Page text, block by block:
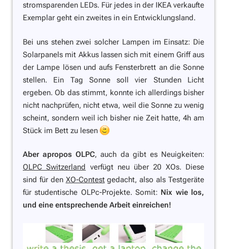
stromsparenden LEDs. Für jedes in der IKEA verkaufte
Exemplar geht ein zweites in ein Entwicklungsland.
Bei uns stehen zwei solcher Lampen im Einsatz: Die
Solarpanels mit Akkus lassen sich mit einem Griff aus
der Lampe lösen und aufs Fensterbrett an die Sonne
stellen. Ein Tag Sonne soll vier Stunden Licht
ergeben. Ob das stimmt, konnte ich allerdings bisher
nicht nachprüfen, nicht etwa, weil die Sonne zu wenig
scheint, sondern weil ich bisher nie Zeit hatte, 4h am
Stück im Bett zu lesen
Aber apropos OLPC, auch da gibt es Neuigkeiten:
OLPC Switzerland
verfügt neu über 20 XOs. Diese
sind für den XO-Contestgedacht, also als Testgeräte
für studentische OLPc-Projekte. Somit: Nix wie los,
und eine entsprechende Arbeit einreichen!